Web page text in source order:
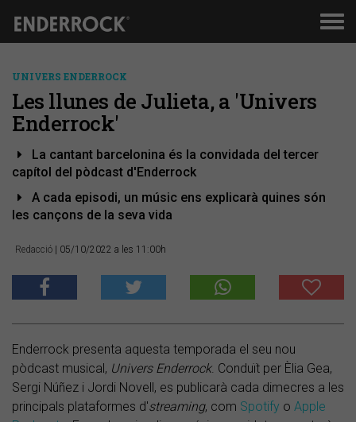
UNIVERS ENDERROCK
Les llunes de Julieta, a 'Univers
Enderrock'
La cantant barcelonina és la convidada del tercer
capítol del pòdcast d'Enderrock
A cada episodi, un músic ens explicarà quines són
les cançons de la seva vida
Redacció | 05/10/2022 a les 11:00h
Enderrock presenta aquesta temporada el seu nou
pòdcast musical, Univers Enderrock. Conduït per Èlia Gea,
Sergi Núñez i Jordi Novell, es publicarà cada dimecres a les
principals plataformes d'streaming, com Spotify o Apple